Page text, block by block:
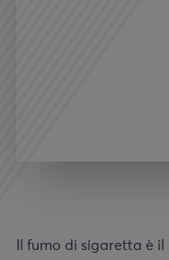
Il fumo di sigaretta è